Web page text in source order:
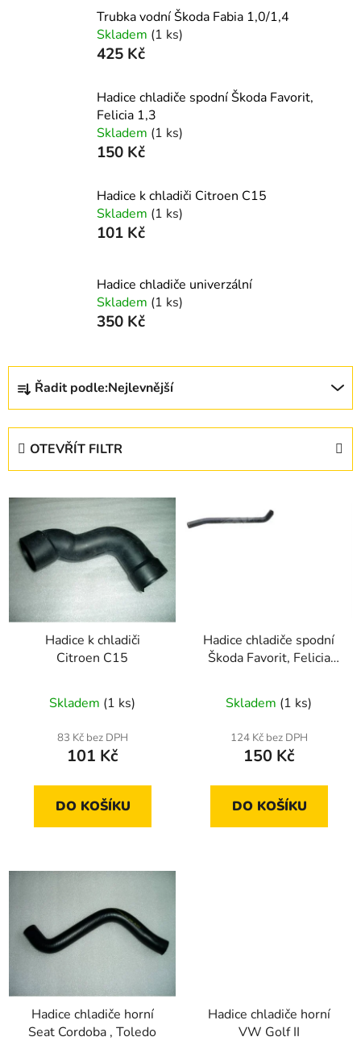
Trubka vodní Škoda Fabia 1,0/1,4
Skladem (1 ks)
425 Kč
Hadice chladiče spodní Škoda Favorit,
Felicia 1,3
Skladem (1 ks)
150 Kč
Hadice k chladiči Citroen C15
Skladem (1 ks)
101 Kč
Hadice chladiče univerzální
Skladem (1 ks)
350 Kč
Ř
z
p
o
k
t
Řadit podle:Nejlevnější
OTEVŘÍT FILTR
V
p
p
r
Hadice k chladiči
Citroen C15
Skladem (1 ks)
83 Kč bez DPH
101 Kč
DO KOŠÍKU
Hadice chladiče spodní
Škoda Favorit, Felicia
Skladem (1 ks)
124 Kč bez DPH
150 Kč
DO KOŠÍKU
Hadice chladiče horní
Seat Cordoba , Toledo
Hadice chladiče horní
VW Golf II